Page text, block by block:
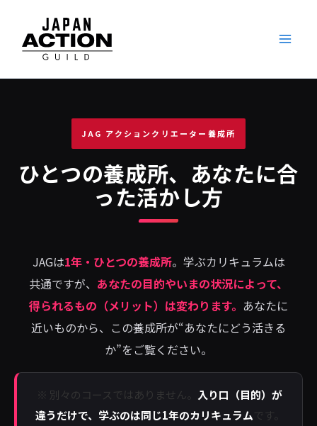
ス
JAG アクションクリエーター養成所
ひとつの養成所、あなたに合
った活かし方
JAGは1年・ひとつの養成所。学ぶカリキュラムは
共通ですが、 あなたの目的やいまの状況によって、
得られるもの（メリット）は変わります。 あなたに
近いものから、この養成所が“あなたにどう活きる
か”をご覧ください。
※ 別々のコースではありません。 入り口（目的）が
違うだけで、学ぶのは同じ1年のカリキュラムです。